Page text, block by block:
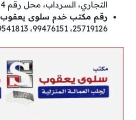
التجاري، السرداب، محل رقم 54، 55.
رقم مكتب خدم سلوى يعقوب
25719126، 99476151، 99541813، 66650334.